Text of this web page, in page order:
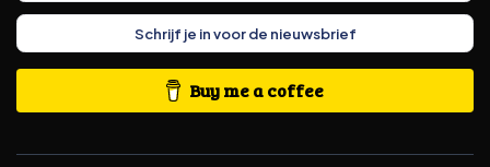
Schrijf je in voor de nieuwsbrief
Buy me a coffee